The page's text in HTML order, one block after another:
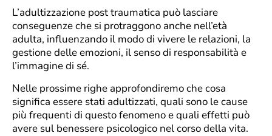
L’adultizzazione post traumatica può lasciare
conseguenze che si protraggono anche nell’età
adulta, influenzando il modo di vivere le relazioni, la
gestione delle emozioni, il senso di responsabilità e
l’immagine di sé.
Nelle prossime righe approfondiremo che cosa
significa essere stati adultizzati, quali sono le cause
più frequenti di questo fenomeno e quali effetti può
avere sul benessere psicologico nel corso della vita.